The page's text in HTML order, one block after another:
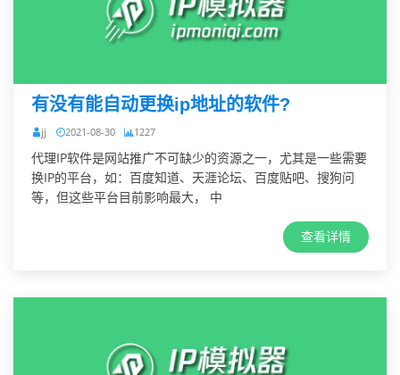
有没有能自动更换ip地址的软件?
jj 2021-08-30 1227
代理IP软件是网站推广不可缺少的资源之一，尤其是一些需要
换IP的平台，如：百度知道、天涯论坛、百度贴吧、搜狗问
等，但这些平台目前影响最大， 中
查看详情